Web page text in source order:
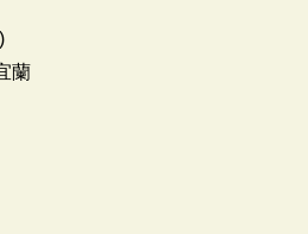
蘭